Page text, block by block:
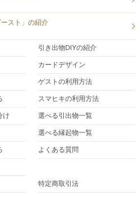
スト」の紹介
引き出物DIYの紹介
カードデザイン
ゲストの利用方法
スマヒキの利用方法
け 選べる引出物一覧
選べる縁起物一覧
よくある質問
特定商取引法